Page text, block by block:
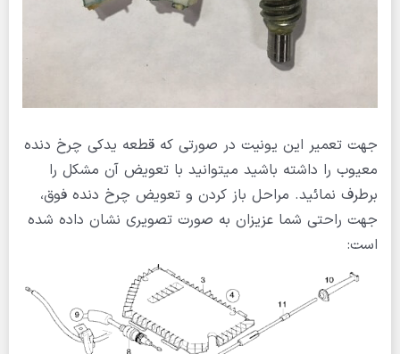
جهت تعمیر این یونیت در صورتی که قطعه یدکی چرخ دنده
معیوب را داشته باشید میتوانید با تعویض آن مشکل را
برطرف نمائید. مراحل باز کردن و تعویض چرخ دنده فوق،
جهت راحتی شما عزیزان به صورت تصویری نشان داده شده
است: